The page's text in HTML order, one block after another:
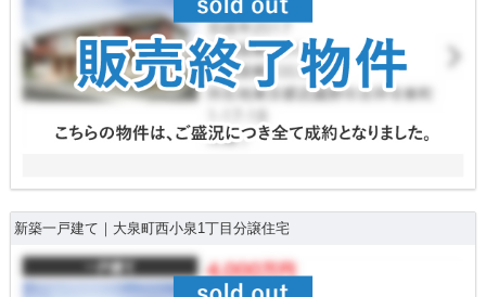
新築一戸建て｜大泉町西小泉1丁目分譲住宅